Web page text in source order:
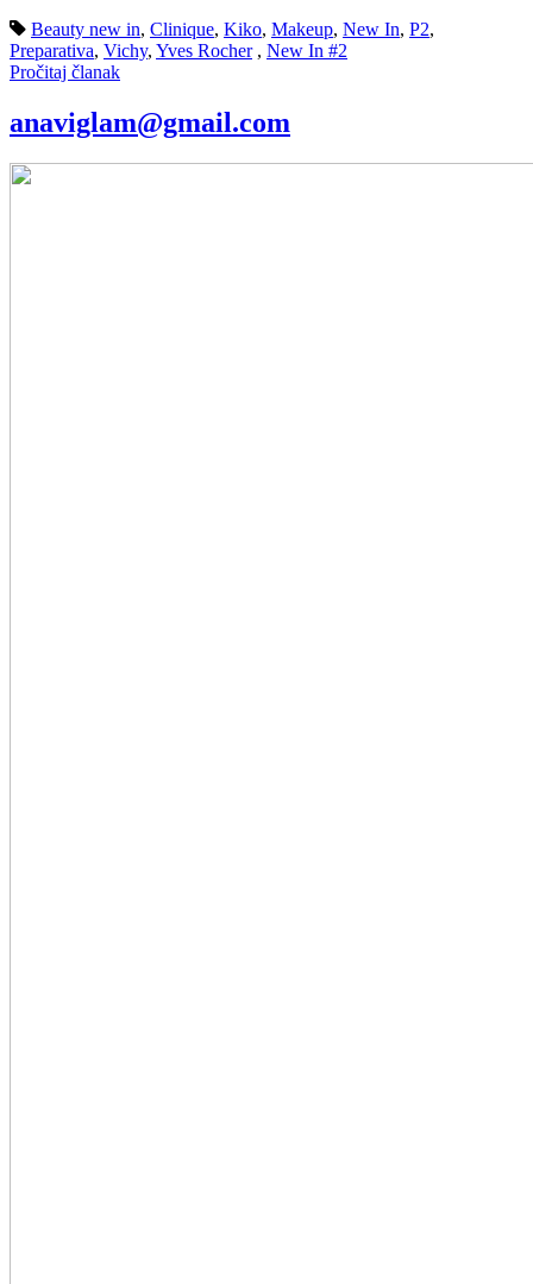
Beauty new in, Clinique, Kiko, Makeup, New In, P2,
Preparativa, Vichy, Yves Rocher, New In #2
Pročitaj članak
anaviglam@gmail.com